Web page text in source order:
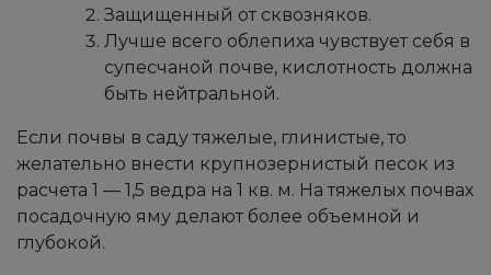
Защищенный от сквозняков.
Лучше всего облепиха чувствует себя в
супесчаной почве, кислотность должна
быть нейтральной.
Если почвы в саду тяжелые, глинистые, то
желательно внести крупнозернистый песок из
расчета 1 — 1,5 ведра на 1 кв. м. На тяжелых почвах
посадочную яму делают более объемной и
глубокой.